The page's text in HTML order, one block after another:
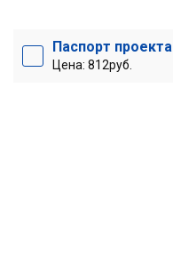
Паспорт проекта
Цена: 812руб.